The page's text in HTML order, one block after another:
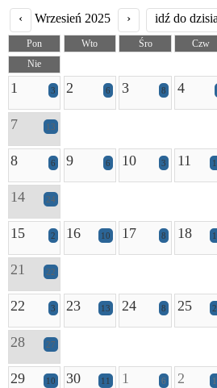
‹
Wrzesień 2025 › idź do
Pon Wto Śro Czw
Nie
1 3 2 6 3 8 4
7 13
8 6 9 6 10 3 11
14 24
15 2 16 10 17 8 18
21 22
22 3 23 13 24 8 25
28 27
29 10 30 11 1 6 2